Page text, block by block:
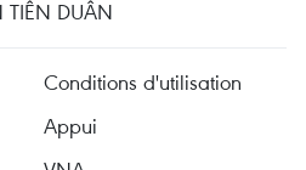
TIÊN DUÂN
Conditions d'utilisation
Appui